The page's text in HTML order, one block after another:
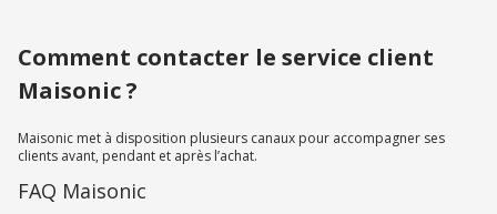
Comment contacter le service client
Maisonic ?
Maisonic met à disposition plusieurs canaux pour accompagner ses
clients avant, pendant et après l’achat.
FAQ Maisonic